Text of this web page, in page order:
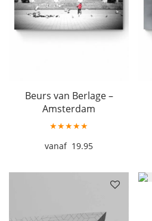
Beurs van Berlage –
Amsterdam
★★★★★
19.95